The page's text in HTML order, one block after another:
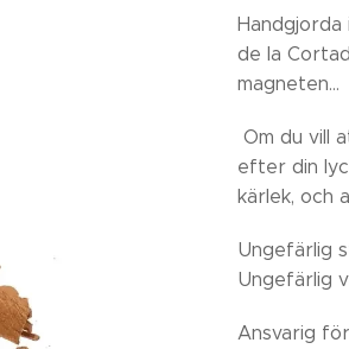
Handgjorda
de la
magneten...
Om du vill
efter din
kärlek, och
Ungefärlig
Ungefärlig
Ansvarig